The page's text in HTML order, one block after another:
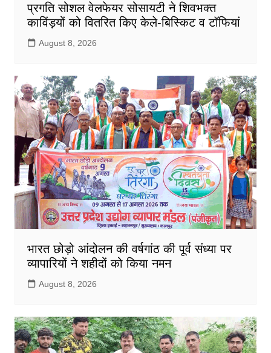
प्रगति सोशल वेलफेयर सोसायटी ने शिवभक्त
काविंड़यों को वितरित किए केले-बिस्किट व टॉफियां
August 8, 2026
भारत छोड़ो आंदोलन की वर्षगांठ की पूर्व संध्या पर
व्यापारियों ने शहीदों को किया नमन
August 8, 2026